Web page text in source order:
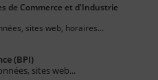
de Commerce et d'Industrie
sites web, horaires...
(BPI)
sites web...